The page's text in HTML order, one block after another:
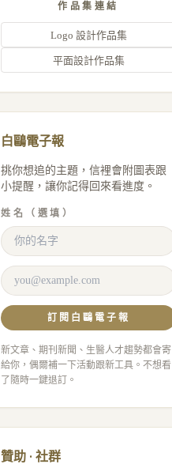
作品集連結
Logo 設計作品集
平面設計作品集
白鷗電子報
挑你想追的主題，信裡會附圖表跟
小提醒，讓你記得回來看進度。
姓名（選填）
訂閱白鷗電子報
新文章、期刊新聞、生醫人才趨勢都會寄
給你，偶爾補一下活動跟新工具。不想看
了隨時一鍵退訂。
贊助 · 社群